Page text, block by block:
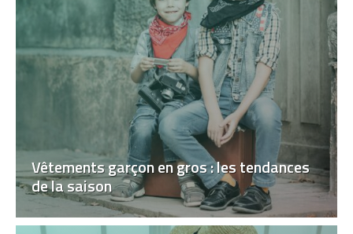
Vêtements garçon en gros : les tendances
de la saison